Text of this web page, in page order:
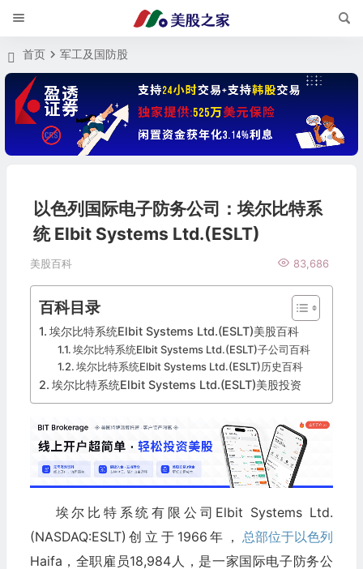
首页 军工及国防股
以色列国际电子防务公司：埃尔比特系
统 Elbit Systems Ltd.(ESLT)
美股百科 83,686
百科目录
埃尔比特系统Elbit Systems Ltd.(ESLT)美股百科
埃尔比特系统Elbit Systems Ltd.(ESLT)子公司百科
埃尔比特系统Elbit Systems Ltd.(ESLT)历史百科
埃尔比特系统Elbit Systems Ltd.(ESLT)美股投资
埃尔比特系统有限公司Elbit Systems Ltd.
(NASDAQ:ESLT)创立于1966年， 总部位于以色列
Haifa，全职雇员18,984人，是一家国际电子防务公